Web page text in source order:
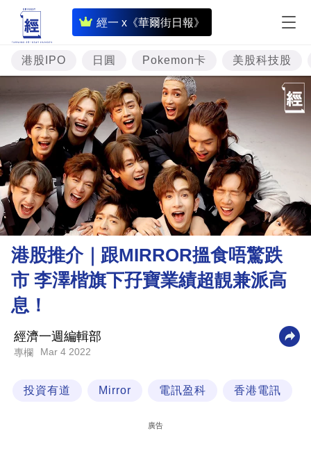
經一 x《華爾街日報》
即
時
財
經
專
題
投
資
樓
市
理
商
科
技
港股IPO 日圓 Pokemon卡 美股科技股
港股推介｜跟MIRROR搵食唔驚跌
市 李澤楷旗下孖寶業績超靚兼派高
息！
經濟一週編輯部
專欄 Mar 4 2022
投資有道 Mirror 電訊盈科 香港電訊
廣告